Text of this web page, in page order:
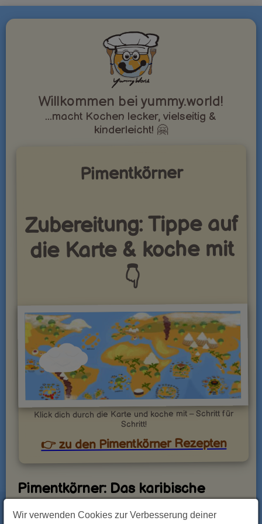
Willkommen bei yummy.world!
...macht Kochen lecker, vielseitig &
kinderleicht! 🤗
Pimentkörner
Zubereitung: Tippe auf
die Karte & koche mit
👇
Klick dich durch die Karte und koche mit – Schritt für
Schritt!
👉 zu den Pimentkörner Rezepten
Pimentkörner: Das karibische
Wir verwenden Cookies zur Verbesserung deiner